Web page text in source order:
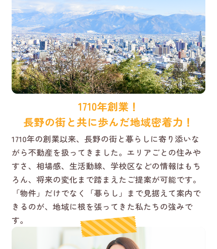
1710年創業！
長野の街と共に歩んだ地域密着力！
1710年の創業以来、長野の街と暮らしに寄り添いな
がら不動産を扱ってきました。エリアごとの住みや
すさ、相場感、生活動線、学校区などの情報はもち
ろん、将来の変化まで踏まえたご提案が可能です。
「物件」だけでなく「暮らし」まで見据えて案内で
きるのが、地域に根を張ってきた私たちの強みで
す。